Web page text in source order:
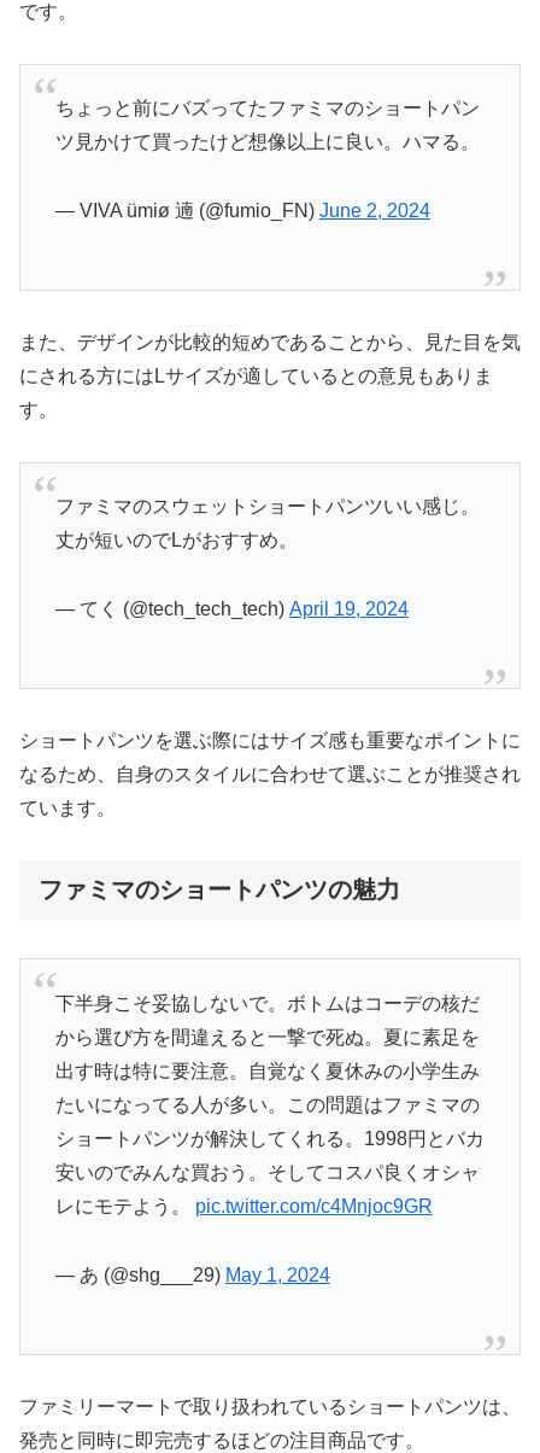
です。
ちょっと前にバズってたファミマのショートパン
ツ見かけて買ったけど想像以上に良い。ハマる。
— VIVA ümiø 遖 (@fumio_FN) June 2, 2024
また、デザインが比較的短めであることから、見た目を気
にされる方にはLサイズが適しているとの意見もありま
す。
ファミマのスウェットショートパンツいい感じ。
丈が短いのでLがおすすめ。
— てく (@tech_tech_tech) April 19, 2024
ショートパンツを選ぶ際にはサイズ感も重要なポイントに
なるため、自身のスタイルに合わせて選ぶことが推奨され
ています。
ファミマのショートパンツの魅力
下半身こそ妥協しないで。ボトムはコーデの核だ
から選び方を間違えると一撃で死ぬ。夏に素足を
出す時は特に要注意。自覚なく夏休みの小学生み
たいになってる人が多い。この問題はファミマの
ショートパンツが解決してくれる。1998円とバカ
安いのでみんな買おう。そしてコスパ良くオシャ
レにモテよう。 pic.twitter.com/c4Mnjoc9GR
— あ (@shg___29) May 1, 2024
ファミリーマートで取り扱われているショートパンツは、
発売と同時に即完売するほどの注目商品です。